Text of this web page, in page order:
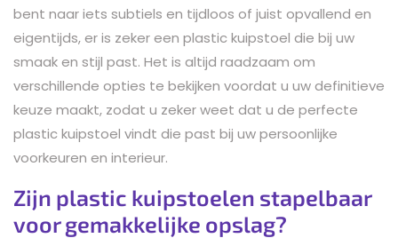
bent naar iets subtiels en tijdloos of juist opvallend en
eigentijds, er is zeker een plastic kuipstoel die bij uw
smaak en stijl past. Het is altijd raadzaam om
verschillende opties te bekijken voordat u uw definitieve
keuze maakt, zodat u zeker weet dat u de perfecte
plastic kuipstoel vindt die past bij uw persoonlijke
voorkeuren en interieur.
Zijn plastic kuipstoelen stapelbaar
voor gemakkelijke opslag?